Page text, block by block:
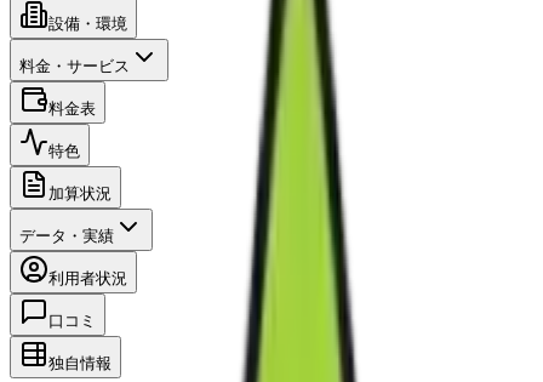
設備・環境
料金・サービス
料金表
特色
加算状況
データ・実績
利用者状況
口コミ
独自情報